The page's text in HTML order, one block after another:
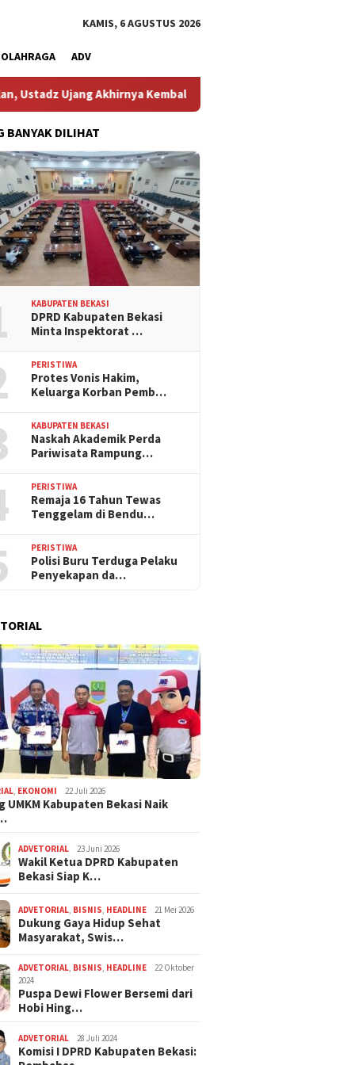
KAMIS, 6 AGUSTUS 2026
OLAHRAGA ADV
Kembali Melihat Motor Kesayangannya
Hotel Cikarang
Bento Series,
Jepang Praktis
Kebutuhan
21 Mei 2026
Dukung Gaya Hidup Sehat
Masyarakat, Swiss-Belinn
Cikarang Luncurkan
Program Membership Gym
dan Kolam Renang Rooftop
BANYAK DILIHAT
KABUPATEN BEKASI
DPRD Kabupaten Bekasi
Minta Inspektorat …
PERISTIWA
Protes Vonis Hakim,
Keluarga Korban Pemb…
KABUPATEN BEKASI
Naskah Akademik Perda
Pariwisata Rampung…
PERISTIWA
Remaja 16 Tahun Tewas
Tenggelam di Bendu…
PERISTIWA
Polisi Buru Terduga Pelaku
Penyekapan da…
EKONOMI 22 Juli 2026
UMKM Kabupaten Bekasi Naik
ADVETORIAL 23 Juni 2026
Wakil Ketua DPRD Kabupaten
Bekasi Siap K…
ADVETORIAL BISNIS HEADLINE 21 Mei 2026
Dukung Gaya Hidup Sehat
Masyarakat, Swis…
ADVETORIAL BISNIS HEADLINE
22 Oktober
2024
Puspa Dewi Flower Bersemi dari
Hobi Hing…
ADVETORIAL 28 Juli 2024
Komisi I DPRD Kabupaten Bekasi: